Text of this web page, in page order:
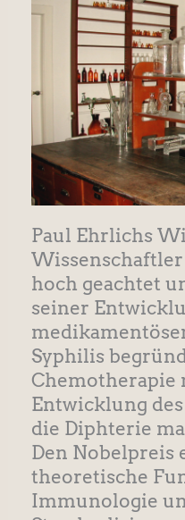
Paul Ehrlichs
hoch geachtet
seiner
Syphilis
Chemotherapie
Entwicklung
die Diphterie
Den
theoretische
Immunologie